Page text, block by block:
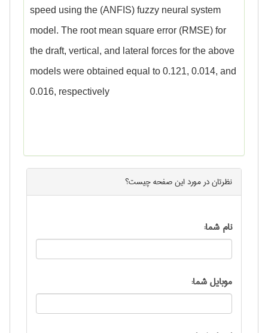
speed using the (ANFIS) fuzzy neural system
model. The root mean square error (RMSE) for
the draft, vertical, and lateral forces for the above
models were obtained equal to 0.121, 0.014, and
0.016, respectively
نظرتان در مورد اینصفحهچیست؟
نام شما:
موبایل شما: